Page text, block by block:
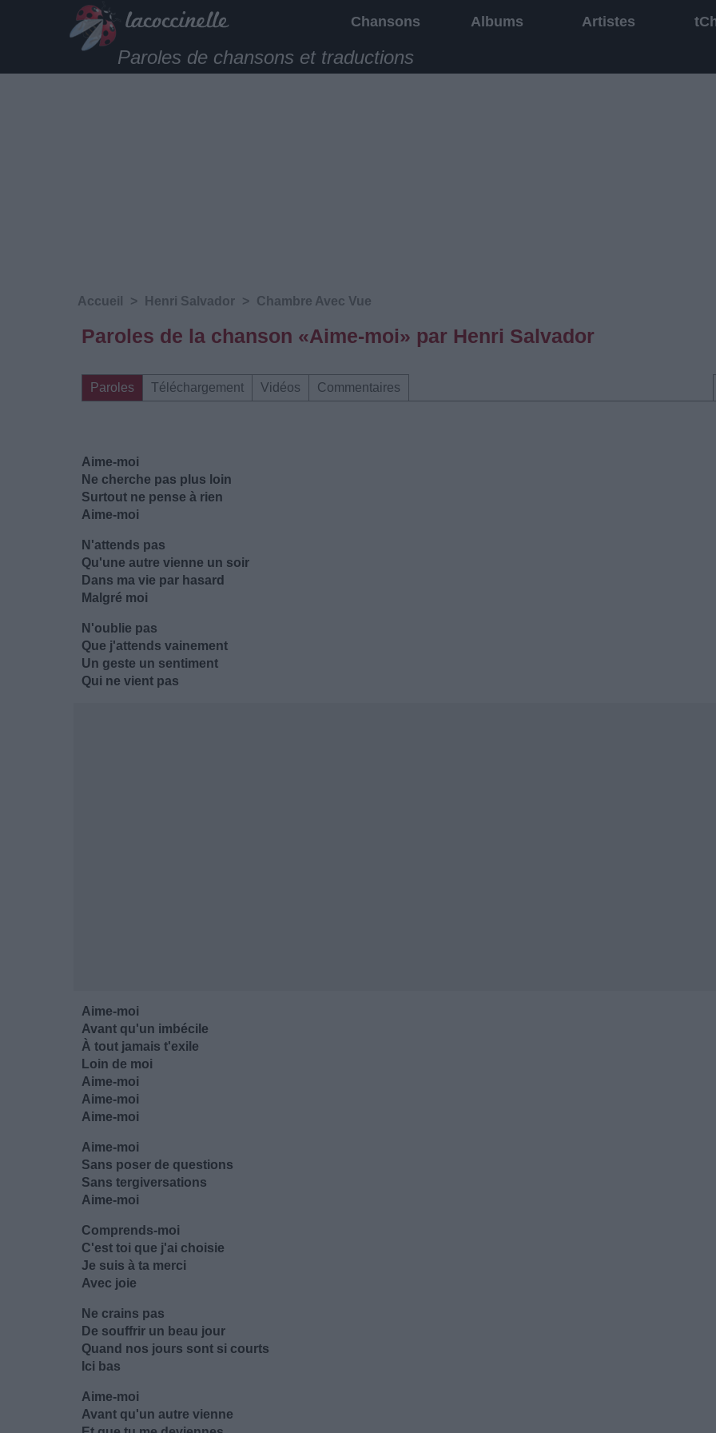
Chansons Albums Artistes
Paroles de chansons et traductions
Accueil > Henri Salvador > Chambre Avec Vue
Paroles de la chanson «Aime-moi» par Henri Salvador
Paroles Téléchargement Vidéos Commentaires
Aime-moi
Ne cherche pas plus loin
Surtout ne pense à rien
Aime-moi
N'attends pas
Qu'une autre vienne un soir
Dans ma vie par hasard
Malgré moi
N'oublie pas
Que j'attends vainement
Un geste un sentiment
Qui ne vient pas
Aime-moi
Avant qu'un imbécile
À tout jamais t'exile
Loin de moi
Aime-moi
Aime-moi
Aime-moi
Aime-moi
Sans poser de questions
Sans tergiversations
Aime-moi
Comprends-moi
C'est toi que j'ai choisie
Je suis à ta merci
Avec joie
Ne crains pas
De souffrir un beau jour
Quand nos jours sont si courts
Ici bas
Aime-moi
Avant qu'un autre vienne